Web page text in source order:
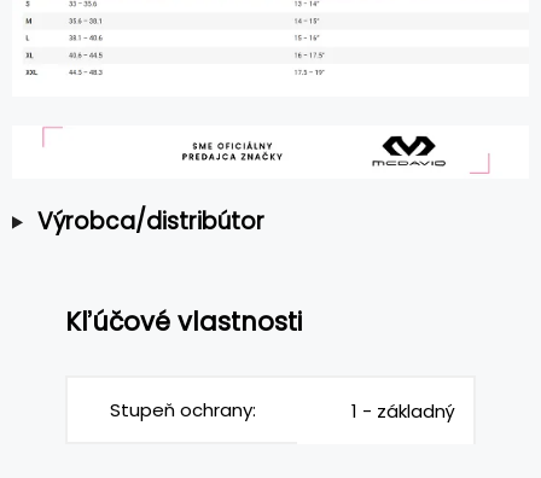
Výrobca/distribútor
Kľúčové vlastnosti
Stupeň ochrany: 1 - základný